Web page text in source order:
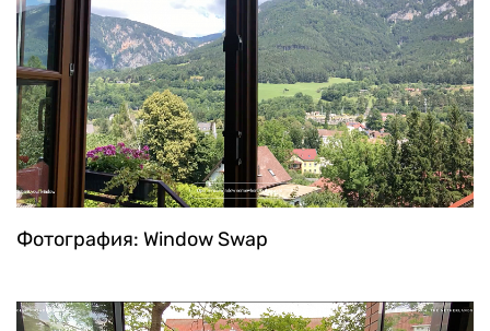
Фотография: Window Swap